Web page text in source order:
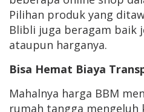
Pilihan produk yang
Blibli juga beragam baik
ataupun harganya.
Bisa Hemat Biaya
Mahalnya harga BBM
rumah tangga mengeluh